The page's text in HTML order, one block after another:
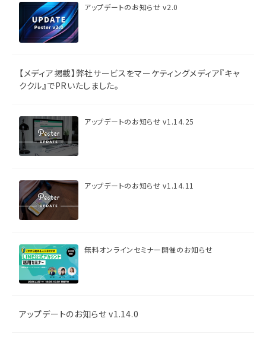
アップデートのお知らせ v2.0
【メディア掲載】弊社サービスをマーケティングメディア『キャ
ククル』でPRいたしました。
アップデートのお知らせ v1.14.25
アップデートのお知らせ v1.14.11
無料オンラインセミナー開催のお知らせ
アップデートのお知らせ v1.14.0